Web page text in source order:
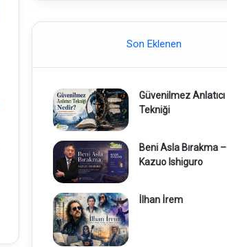
Son Eklenen
Güvenilmez Anlatıcı
Tekniği
Beni Asla Bırakma –
Kazuo Ishiguro
İlhan İrem